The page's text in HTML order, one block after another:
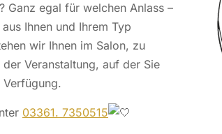
Ganz egal für welchen Anlass –
Ihnen und Ihrem Typ
wir Ihnen im Salon, zu
Veranstaltung, auf der Sie
03361. 7350515